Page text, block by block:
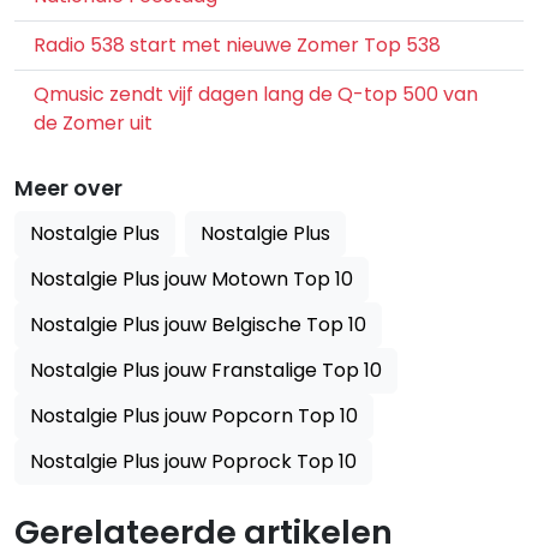
Radio 538 start met nieuwe Zomer Top 538
Qmusic zendt vijf dagen lang de Q-top 500 van
de Zomer uit
Meer over
Nostalgie Plus
Nostalgie Plus
Nostalgie Plus jouw Motown Top 10
Nostalgie Plus jouw Belgische Top 10
Nostalgie Plus jouw Franstalige Top 10
Nostalgie Plus jouw Popcorn Top 10
Nostalgie Plus jouw Poprock Top 10
Gerelateerde artikelen